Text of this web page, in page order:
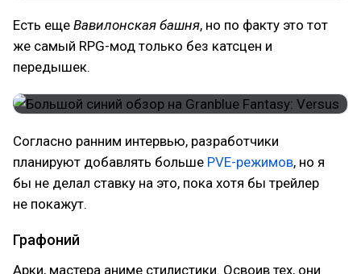
Есть еще Вавилонская башня, но по факту это тот
же самый RPG-мод только без катсцен и
передышек.
Согласно ранним интервью, разработчики
планируют добавлять больше PVE-режимов, но я
бы не делал ставку на это, пока хотя бы трейлер
не покажут.
Графоний
Арки, мастера аниме стилистики. Освоив тех, они